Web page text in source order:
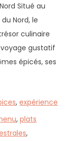
Situé au
Nord, le
culinaire
gustatif
épicés, ses
,expérience
,plats
,